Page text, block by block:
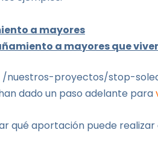
a mayores
a mayores que
proyectos/stop-
dado un paso adelante para
qué aportación puede